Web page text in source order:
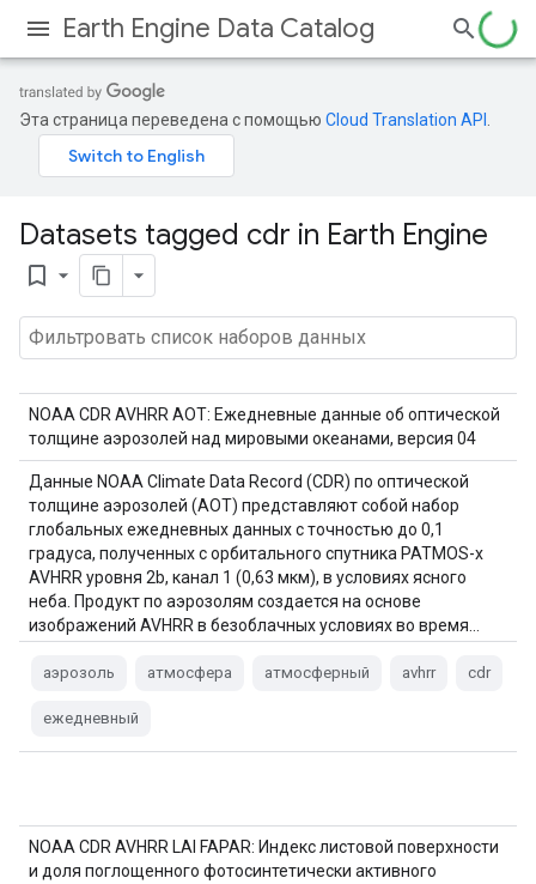
Earth Engine Data Catalog
Эта страница переведена с помощью Cloud Translation API
Datasets tagged cdr in Earth Engine
bookmark_border
NOAA CDR AVHRR AOT: Ежедневные данные об оптической
толщине аэрозолей над мировыми океанами, версия 04
Данные NOAA Climate Data Record (CDR) по оптической
толщине аэрозолей (AOT) представляют собой набор
глобальных ежедневных данных с точностью до 0,1
градуса, полученных с орбитального спутника PATMOS-x
AVHRR уровня 2b, канал 1 (0,63 мкм), в условиях ясного
неба. Продукт по аэрозолям создается на основе
изображений AVHRR в безоблачных условиях во время…
аэрозоль атмосфера атмосферный avhrr cdr
ежедневный
NOAA CDR AVHRR LAI FAPAR: Индекс листовой поверхности
и доля поглощенного фотосинтетически активного